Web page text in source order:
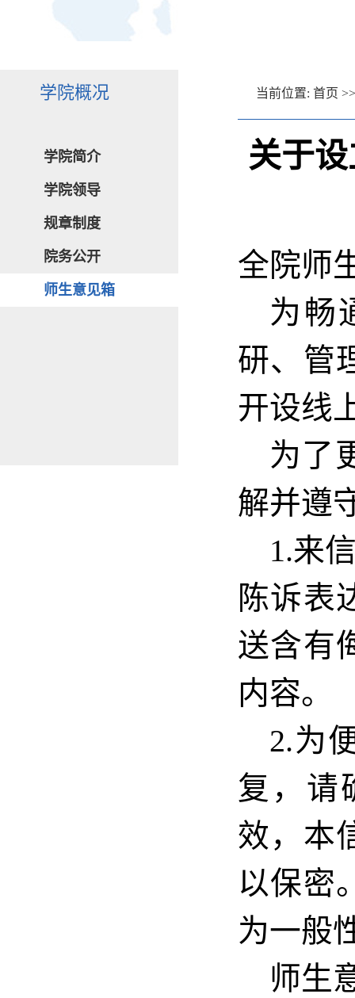
学院概况
学院简介
学院领导
规章制度
院务公开
师生意见箱
当前位置: 首页
关于
全院师
为畅
研、管
开设线
为了
解并遵
1.来
陈诉表
送含有
内容。
2.为
复，请
效，本
以保密
为一般
师生